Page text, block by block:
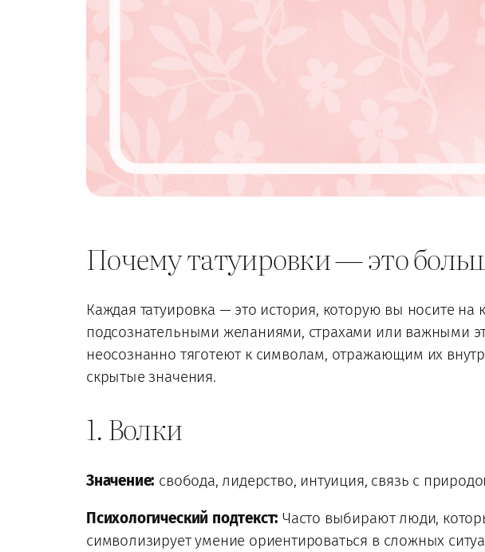
Почему татуировки — это
Каждая татуировка — это история, которую вы носите
подсознательными желаниями, страхами или важными
неосознанно тяготеют к символам, отражающим их
скрытые значения.
1. Волки
Значение: свобода, лидерство, интуиция, связь с
Психологический подтекст: Часто выбирают люди,
символизирует умение ориентироваться в сложных